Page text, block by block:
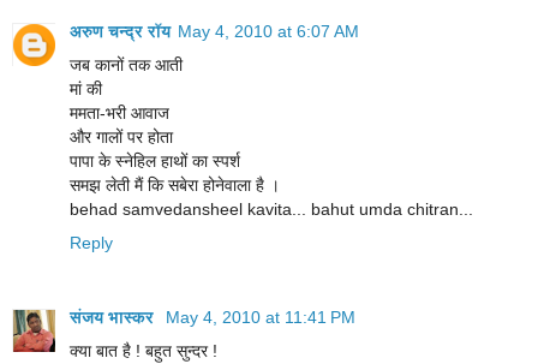
अरुण चन्द्र रॉय May 4, 2010 at 6:07 AM
जब कानों तक आती
मां की
ममता-भरी आवाज
और गालों पर होता
पापा के स्नेहिल हाथों का स्पर्श
समझ लेती मैं कि सबेरा होनेवाला है ।
behad samvedansheel kavita... bahut umda chitran...
Reply
संजय भास्‍कर
May 4, 2010 at 11:41 PM
क्या बात है ! बहुत सुन्दर !